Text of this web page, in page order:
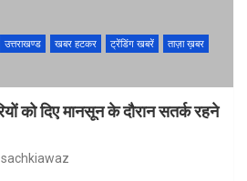
उत्तराखण्ड खबर हटकर ट्रेंडिंग खबरें
ताज़ा ख़बर
को दिए मानसून के दौरान सतर्क रहने
sachkiawaz